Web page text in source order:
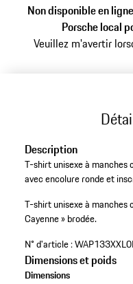
(Taille)
Non disponible en
Porsche local
Veuillez m'avertir
Description
T-shirt unisexe à
avec encolure ronde et
T-shirt unisexe à manches
Cayenne » brodée.
N° d'article :
Dimensions et poids
Dimensions